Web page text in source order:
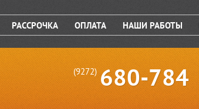
РАССРОЧКА ОПЛАТА НАШИ РАБОТЫ
(9272) 680-784